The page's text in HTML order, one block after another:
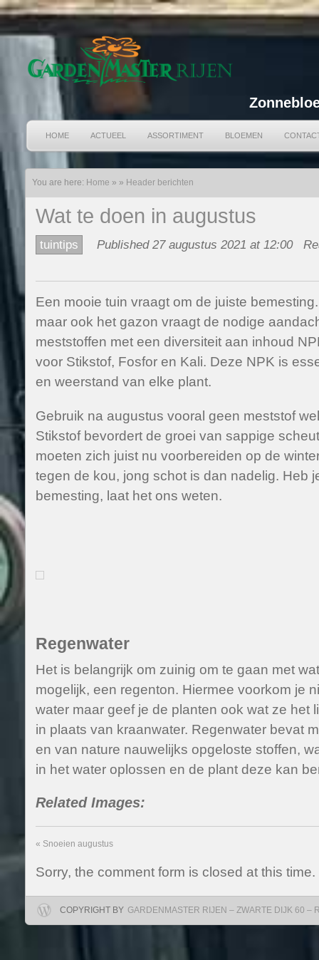
HOME ACTUEEL ASSORTIMENT BLOEMEN
You are here: Home » » Header berichten
Wat te doen in augustus
tuintips Published 27 augustus 2021 at 12:00
Een mooie tuin vraagt om de juiste
maar ook het gazon vraagt de nodige
meststoffen met een diversiteit aan inhoud
voor Stikstof, Fosfor en Kali. Deze NPK is
en weerstand van elke plant.
Gebruik na augustus vooral geen meststof
Stikstof bevordert de groei van sappige
moeten zich juist nu voorbereiden op de
tegen de kou, jong schot is dan nadelig. Heb
bemesting, laat het ons weten.
Regenwater
Het is belangrijk om zuinig om te gaan met
mogelijk, een regenton. Hiermee voorkom je
water maar geef je de planten ook wat ze het
in plaats van kraanwater. Regenwater bevat
en van nature nauwelijks opgeloste stoffen,
in het water oplossen en de plant deze kan
Related Images:
« Snoeien augustus
Sorry, the comment form is closed at this time.
COPYRIGHT BY GARDENMASTER RIJEN – ZWARTE DIJK 60 –